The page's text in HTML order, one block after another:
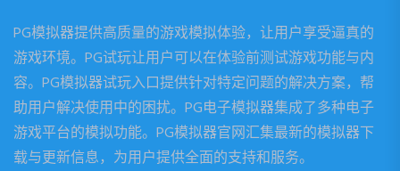
PG模拟器提供高质量的游戏模拟体验，让用户享受逼真的
游戏环境。PG试玩让用户可以在体验前测试游戏功能与内
容。PG模拟器试玩入口提供针对特定问题的解决方案，帮
助用户解决使用中的困扰。PG电子模拟器集成了多种电子
游戏平台的模拟功能。PG模拟器官网汇集最新的模拟器下
载与更新信息，为用户提供全面的支持和服务。